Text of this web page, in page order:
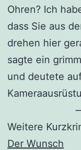
Ohren? Ich
dass Sie aus
drehen hier
sagte ein
und deutete
Weitere
Der Wunsch